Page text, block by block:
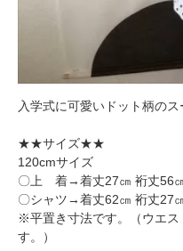
入学式に可愛いドット柄のス
★★サイズ★★
120cmサイズ
〇上 着→着丈27㎝ 裄丈56
〇シャツ→着丈62㎝ 裄丈27
※平置き寸法です。（ウエス
す。）